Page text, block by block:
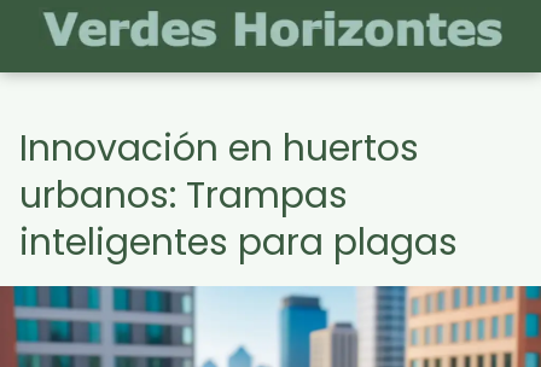
Innovación en huertos
urbanos: Trampas
inteligentes para plagas